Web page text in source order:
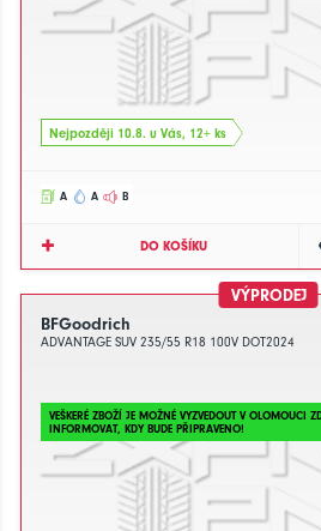
Nejpozději 10.8. u Vás, 12+ ks
A A B
DO KOŠÍKU
VÝPRODEJ
BFGoodrich
ADVANTAGE SUV 235/55 R18 100V DOT2024
VEŠKERÉ ZBOŽÍ JE MOŽNÉ VYZVEDOUT V OLOMOUCI
INFORMOVAT, KDY BUDE PŘIPRAVENO!